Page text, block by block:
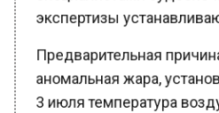
экспертизы
Предварительная
аномальная жара,
3 июля температура